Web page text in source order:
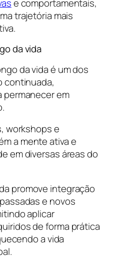
e comportamentais,
trajetória mais
da vida
da vida é um dos
continuada,
permanecer em
workshops e
a mente ativa e
em diversas áreas do
promove integração
e novos
aplicar
de forma prática
a vida